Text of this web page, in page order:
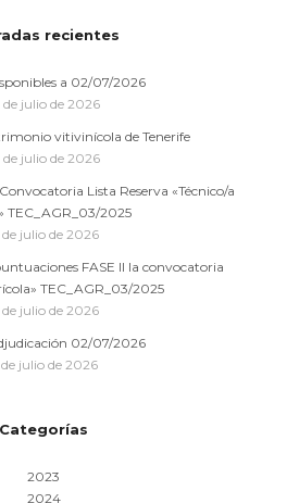
recientes
a 02/07/2026
de julio de 2026
vitivinícola de Tenerife
de julio de 2026
Lista Reserva «Técnico/a
TEC_AGR_03/2025
de julio de 2026
FASE II la convocatoria
TEC_AGR_03/2025
de julio de 2026
02/07/2026
julio de 2026
Categorías
2023
2024